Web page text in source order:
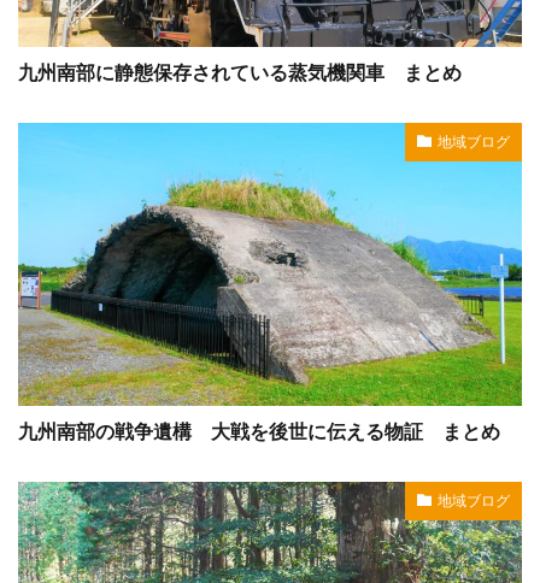
九州南部に静態保存されている蒸気機関車 まとめ
地域ブログ
九州南部の戦争遺構 大戦を後世に伝える物証 まとめ
地域ブログ